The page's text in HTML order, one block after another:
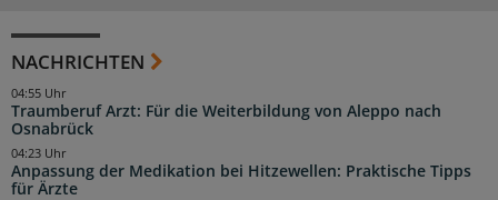
NACHRICHTEN
Traumberuf Arzt: Für die Weiterbildung von Aleppo nach
Osnabrück
04:55 Uhr
Anpassung der Medikation bei Hitzewellen: Praktische Tipps
für Ärzte
04:23 Uhr